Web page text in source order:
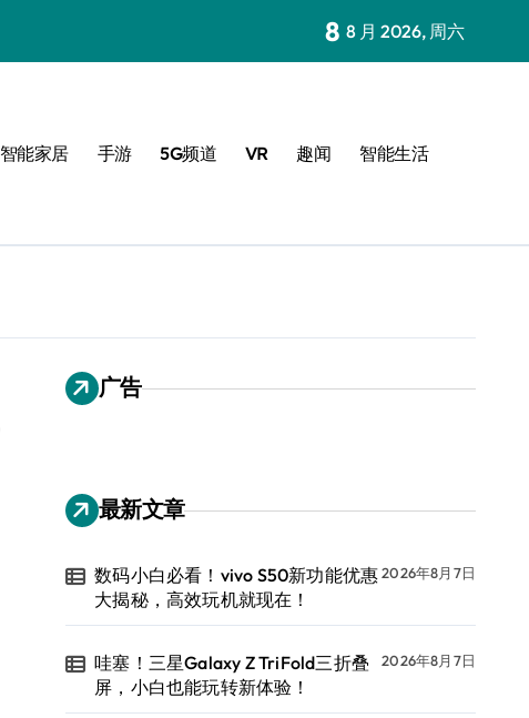
8 8 月 2026, 周六
智能家居 手游 5G频道 VR 趣闻 智能生活
广告
最新文章
数码小白必看！vivo S50新功能优惠
大揭秘，高效玩机就现在！
2026年8月7日
哇塞！三星Galaxy Z TriFold三折叠
屏，小白也能玩转新体验！
2026年8月7日